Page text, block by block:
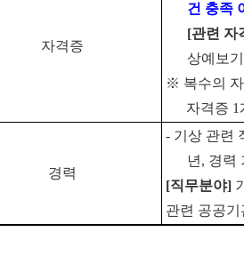
자격증
건 충족
[관련 자
상예보
※ 복수의
자격증 1
경력
- 기상 관련
년 , 경력
[직무분야]
관련 공공기